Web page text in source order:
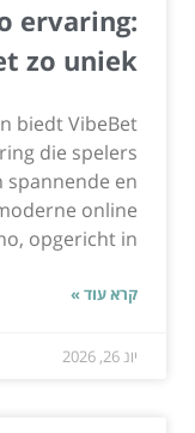
ervaring:
zo uniek?
biedt VibeBet
die spelers
spannende en
online
opgericht in...
קרא עוד »
יונ 26, 2026